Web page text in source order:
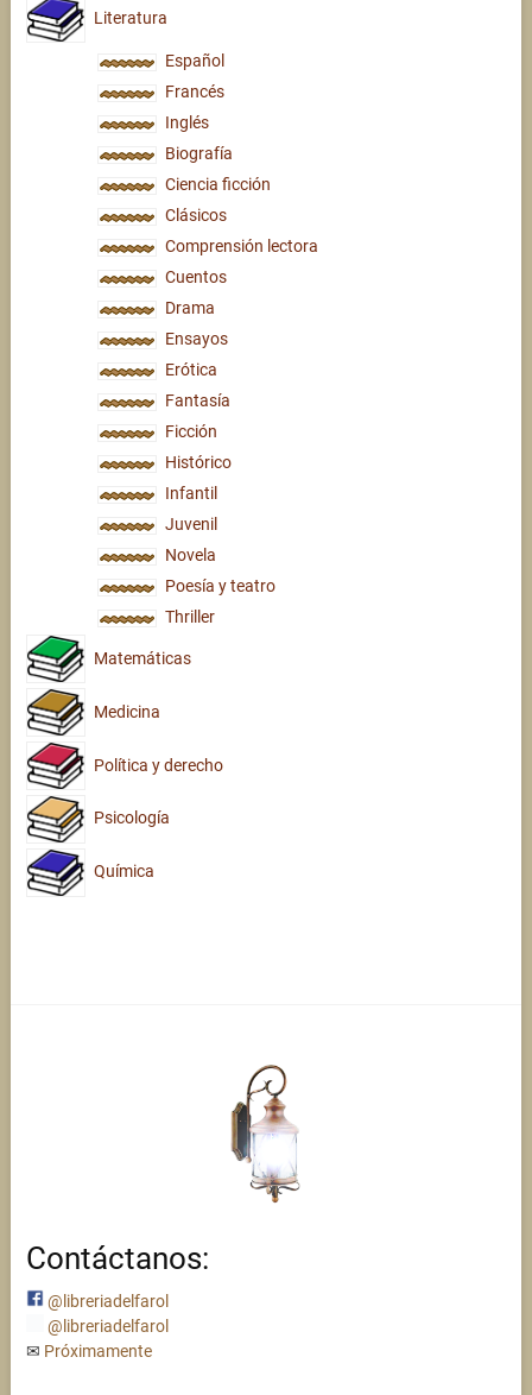
Literatura
Español
Francés
Inglés
Biografía
Ciencia ficción
Clásicos
Comprensión lectora
Cuentos
Drama
Ensayos
Erótica
Fantasía
Ficción
Histórico
Infantil
Juvenil
Novela
Poesía y teatro
Thriller
Matemáticas
Medicina
Política y derecho
Psicología
Química
Contáctanos:
@libreriadelfarol
@libreriadelfarol
✉ Próximamente